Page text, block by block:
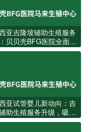
亚吉隆坡辅助生殖服务
贝贝壳BFG医院全面回
家庭生育需求
亚试管婴儿新动向：吉
助生殖服务升级，吸引
人家庭赴马助孕